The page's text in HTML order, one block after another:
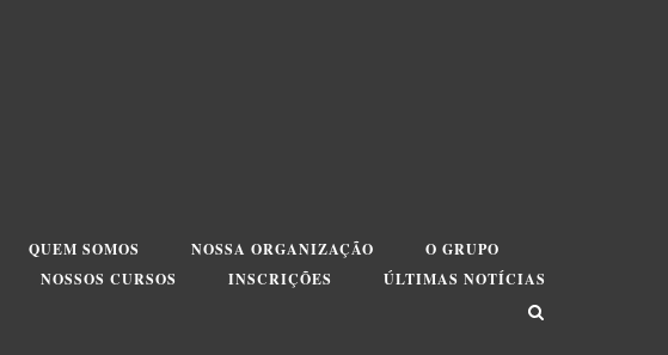
QUEM SOMOS NOSSA ORGANIZAÇÃO
O GRUPO
NOSSOS CURSOS INSCRIÇÕES ÚLTIMAS NOTÍCIAS